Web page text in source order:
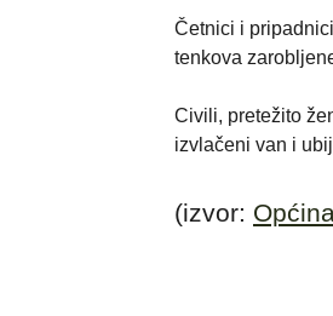
Četnici i
tenkova
Civili, pretežito
izvlačeni van i
(izvor: